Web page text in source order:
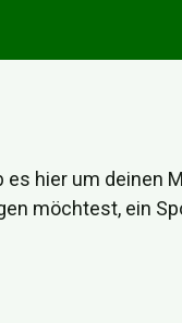
hier um
möchtest, ein